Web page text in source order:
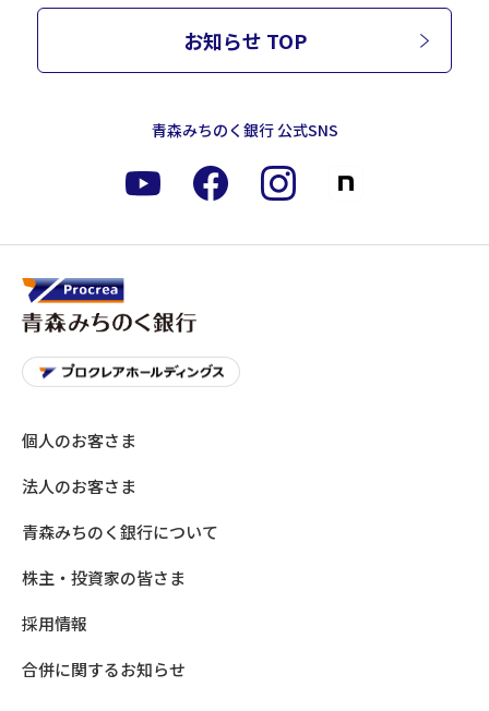
お知らせ TOP
青森みちのく銀行 公式SNS
個人のお客さま
法人のお客さま
青森みちのく銀行について
株主・投資家の皆さま
採用情報
合併に関するお知らせ